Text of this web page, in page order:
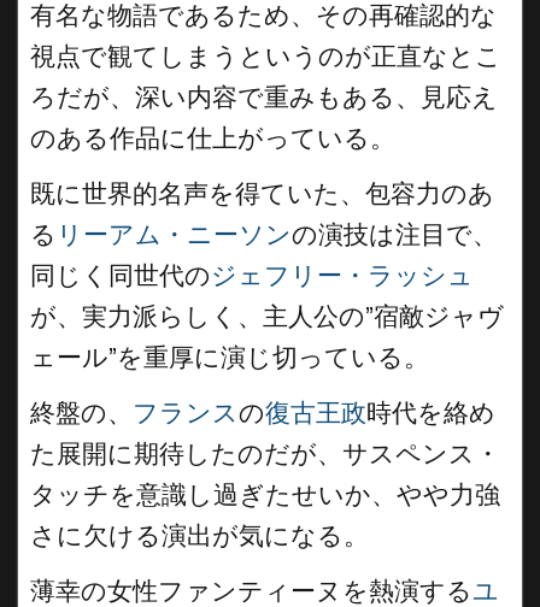
有名な物語であるため、その再確認的な
視点で観てしまうというのが正直なとこ
ろだが、深い内容で重みもある、見応え
のある作品に仕上がっている。
既に世界的名声を得ていた、包容力のあ
る リーアム・ニーソンの演技は注目で、
同じく同世代のジェフリー・ラッシュ
が、実力派らしく、主人公の”宿敵ジャヴ
ェール”を重厚に演じ切っている。
終盤の、 フランスの復古王政時代を絡め
た展開に期待したのだが、サスペンス・
タッチを意識し過ぎたせいか、やや力強
さに欠ける演出が気になる。
薄幸の女性ファンティーヌを熱演するユ